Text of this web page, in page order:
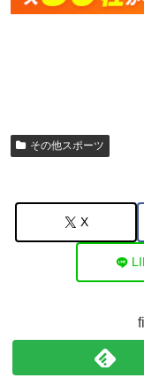
その他スポーツ
X